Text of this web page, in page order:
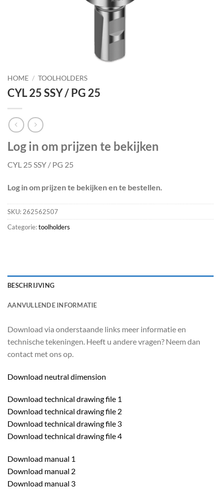
HOME / TOOLHOLDERS
CYL 25 SSY / PG 25
Log in om prijzen te bekijken
CYL 25 SSY / PG 25
Log in om prijzen te bekijken en te bestellen.
SKU: 262562507
Categorie:toolholders
BESCHRIJVING
AANVULLENDE INFORMATIE
Download via onderstaande links meer informatie en
technische tekeningen. Heeft u andere vragen? Neem dan
contact met ons op.
Download neutral dimension
Download technical drawing file 1
Download technical drawing file 2
Download technical drawing file 3
Download technical drawing file 4
Download manual 1
Download manual 2
Download manual 3